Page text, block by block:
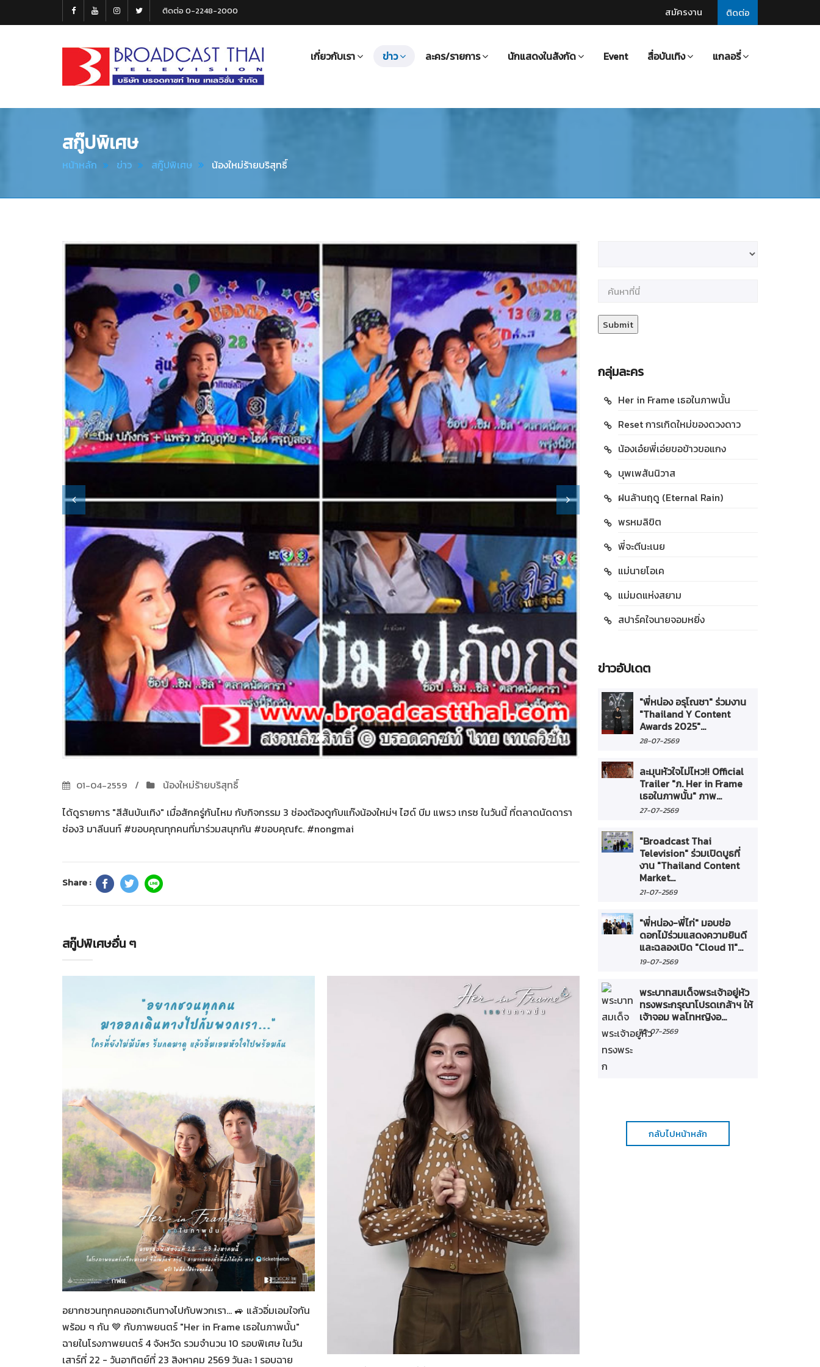
ติดต่อ
สมัครงาน
ติดต่อ 0-2248-2000
Thai
เกี่ยวกับเรา ข่าว ละคร/รายการ นักแสดงในสังกัด Event สื่อบันเทิง แกลอรี่
สกู๊ปพิเศษ
หน้าหลัก ข่าว สกู๊ปพิเศษ น้องใหม่ร้ายบริสุทธิ์
01-04-2559
น้องใหม่ร้ายบริสุทธิ์
ได้ดูรายการ "สีสันบันเทิง" เมื่อสักครู่กันไหม กับกิจกรรม 3 ช่องต้องดูกับแก๊งน้องใหม่ฯ ไฮด์ บีม แพรว เกรซ ในวันนี้ ที่ตลาดนัดดารา
ช่อง3 มาลีนนท์ #ขอบคุณทุกคนที่มาร่วมสนุกกัน #ขอบคุณfc. #nongmai
Share :
สกู๊ปพิเศษอื่น ๆ
07-08-2569
Her in Frame เธอในภาพนั้น
อยากชวนทุกคนออกเดินทางไปกับพวกเรา... 🚙 แล้วอิ่มเอมใจกัน
พร้อม ๆ กัน 💙 กับภาพยนตร์ "Her in Frame เธอในภาพนั้น"
ฉายในโรงภาพยนตร์ 4 จังหวัด รวมจำนวน 10 รอบพิเศษ ในวัน
เสาร์ที่ 22 - วันอาทิตย์ที่ 23 สิงหาคม 2569 วันละ 1 รอบฉาย
06-08-2569
Her in Frame เธอในภาพนั้น
กลุ่มละคร
Her in Frame เธอในภาพนั้น
Reset การเกิดใหม่ของดวงดาว
น้องเอ๋ยพี่เอ่ยขอข้าวขอแกง
บุพเพสันนิวาส
ฝนล้านฤดู (Eternal Rain)
พรหมลิขิต
พี่จะตีนะเนย
แม่นายโอเค
แม่มดแห่งสยาม
สปาร์คใจนายจอมหยิ่ง
ข่าวอัปเดต
"พี่หน่อง อรุโณชา" ร่วมงาน
"Thailand Y Content
Awards 2025"...
28-07-2569
ละมุนหัวใจไม่ไหว!! Official
Trailer "ภ. Her in Frame
เธอในภาพนั้น" ภาพ...
27-07-2569
"Broadcast Thai
Television" ร่วมเปิดบูธที่
งาน "Thailand Content
Market...
21-07-2569
"พี่หน่อง-พี่ไก่" มอบช่อ
ดอกไม้ร่วมแสดงความยินดี
และฉลองเปิด "Cloud 11"...
19-07-2569
พระบาทสมเด็จพระเจ้าอยู่หัว
ทรงพระกรุณาโปรดเกล้าฯ ให้
เจ้าจอม พลโทหญิงอ...
16-07-2569
กลับไปหน้าหลัก